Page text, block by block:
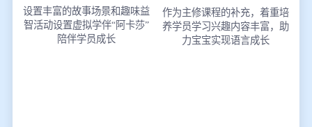
设置丰富的故事场景和趣味益
智活动设置虚拟学伴“阿卡莎”
陪伴学员成长
作为主修课程的补充，着重培
养学员学习兴趣内容丰富，助
力宝宝实现语言成长